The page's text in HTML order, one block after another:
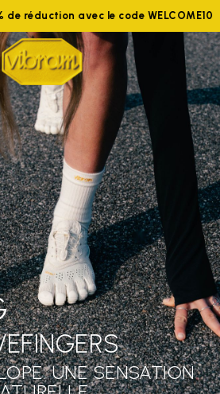
réduction avec le code WELCOME10
UNE SENSATION